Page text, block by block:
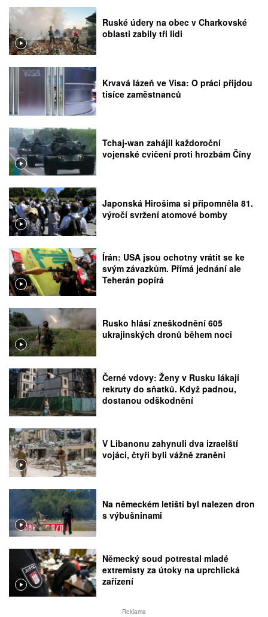
Ruské údery na obec v Charkovské
oblasti zabily tři lidi
Krvavá lázeň ve Visa: O práci přijdou
tisíce zaměstnanců
Tchaj-wan zahájil každoroční
vojenské cvičení proti hrozbám Číny
Japonská Hirošima si připomněla 81.
výročí svržení atomové bomby
Írán: USA jsou ochotny vrátit se ke
svým závazkům. Přímá jednání ale
Teherán popírá
Rusko hlásí zneškodnění 605
ukrajinských dronů během noci
Černé vdovy: Ženy v Rusku lákají
rekruty do sňatků. Když padnou,
dostanou odškodnění
V Libanonu zahynuli dva izraelští
vojáci, čtyři byli vážně zraněni
Na německém letišti byl nalezen dron
s výbušninami
Německý soud potrestal mladé
extremisty za útoky na uprchlická
zařízení
Reklama